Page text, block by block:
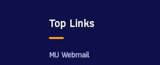
Top Links
MU Webmail